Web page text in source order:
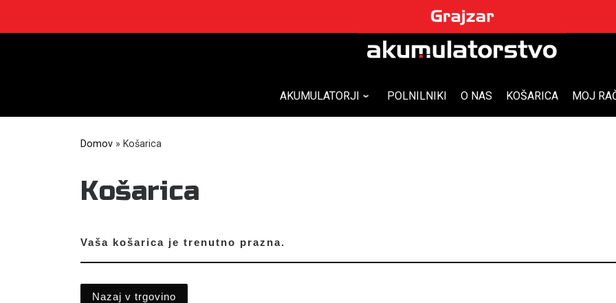
AKUMULATORJI POLNILNIKI O NAS KOŠARICA MOJ
Domov » Košarica
Košarica
Vaša košarica je trenutno prazna.
Nazaj v trgovino